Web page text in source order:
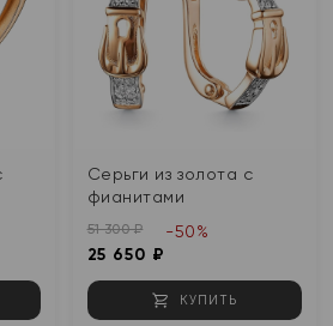
Серьги из золота с
фианитами
51 300 ₽
25 650 ₽
-50%
КУПИТЬ